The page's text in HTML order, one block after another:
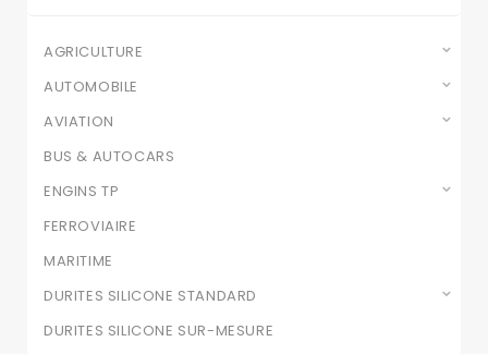
AGRICULTURE
AUTOMOBILE
AVIATION
BUS & AUTOCARS
ENGINS TP
FERROVIAIRE
MARITIME
DURITES SILICONE STANDARD
DURITES SILICONE SUR-MESURE